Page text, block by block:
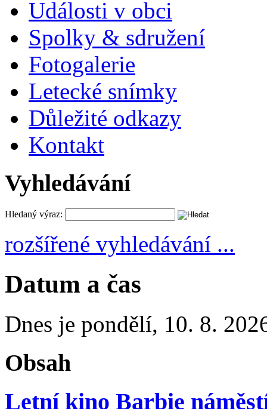
Události v obci
Spolky & sdružení
Fotogalerie
Letecké snímky
Důležité odkazy
Kontakt
Vyhledávání
Hledaný výraz:
rozšířené vyhledávání ...
Datum a čas
Dnes je pondělí, 10. 8.
Obsah
Letní kino Barbie